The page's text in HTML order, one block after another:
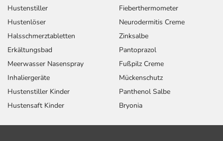
Hustenstiller
Hustenlöser
Halsschmerztabletten
Erkältungsbad
Meerwasser Nasenspray
Inhaliergeräte
Hustenstiller Kinder
Hustensaft Kinder
Fieberthermometer
Neurodermitis Creme
Zinksalbe
Pantoprazol
Fußpilz Creme
Mückenschutz
Panthenol Salbe
Bryonia